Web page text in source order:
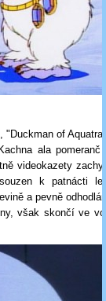
"Duckman of
ala pomeranč
videokazety
k patnácti
a pevně
však skončí ve